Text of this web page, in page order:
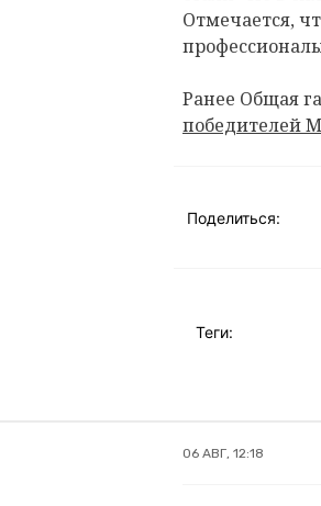
Отмечается,
Ранее Общая
победителей
Поделиться:
Теги:
06 АВГ, 12:18